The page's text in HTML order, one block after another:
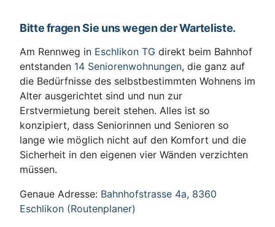
Bitte fragen Sie uns wegen der Warteliste.
Am Rennweg in Eschlikon TG direkt beim Bahnhof
entstanden 14 Seniorenwohnungen, die ganz auf
die Bedürfnisse des selbstbestimmten Wohnens im
Alter ausgerichtet sind und nun zur
Erstvermietung bereit stehen. Alles ist so
konzipiert, dass Seniorinnen und Senioren so
lange wie möglich nicht auf den Komfort und die
Sicherheit in den eigenen vier Wänden verzichten
müssen.
Genaue Adresse: Bahnhofstrasse 4a, 8360
Eschlikon (Routenplaner)